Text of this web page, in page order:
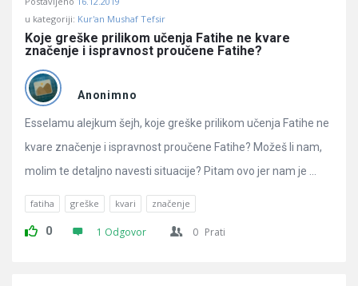
u kategoriji: Kur'an Mushaf Tefsir
Koje greške prilikom učenja Fatihe ne kvare
značenje i ispravnost proučene Fatihe?
Anonimno
Esselamu alejkum šejh, koje greške prilikom učenja Fatihe ne
kvare značenje i ispravnost proučene Fatihe? Možeš li nam,
molim te detaljno navesti situacije? Pitam ovo jer nam je ...
fatiha greške kvari značenje
0 1 Odgovor 0 Prati